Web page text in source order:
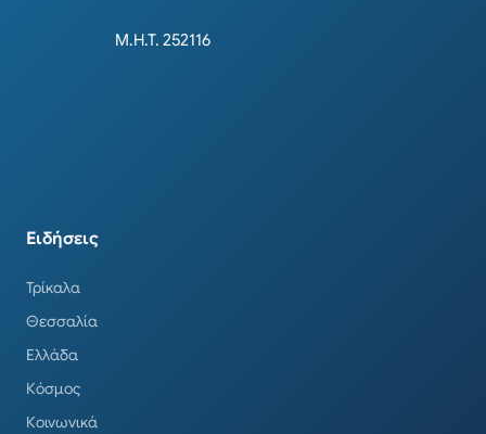
Μ.Η.Τ. 252116
Ειδήσεις
Τρίκαλα
Θεσσαλία
Ελλάδα
Κόσμος
Κοινωνικά